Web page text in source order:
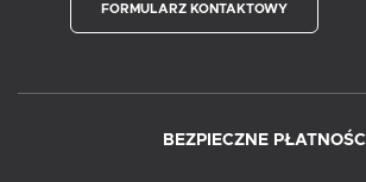
FORMULARZ KONTAKTOWY
BEZPIECZNE PŁATNOŚCI